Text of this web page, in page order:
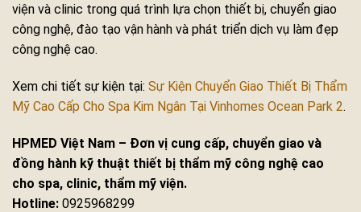
viện và clinic trong quá trình lựa chọn thiết bị, chuyển giao
công nghệ, đào tạo vận hành và phát triển dịch vụ làm đẹp
công nghệ cao.
Xem chi tiết sự kiện tại: Sự Kiện Chuyển Giao Thiết Bị Thẩm
Mỹ Cao Cấp Cho Spa Kim Ngân Tại Vinhomes Ocean Park 2.
HPMED Việt Nam – Đơn vị cung cấp, chuyển giao và
đồng hành kỹ thuật thiết bị thẩm mỹ công nghệ cao
cho spa, clinic, thẩm mỹ viện.
Hotline: 0925968299